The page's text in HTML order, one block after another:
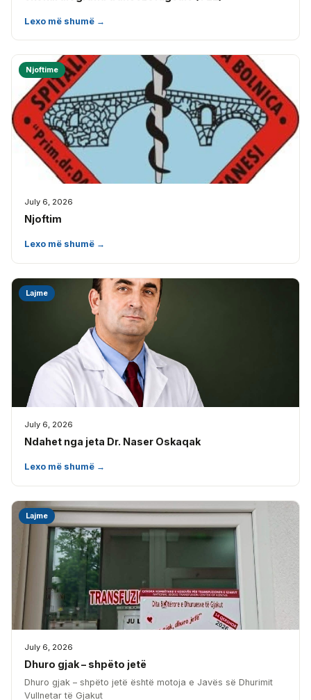
Lexo më shumë →
Njoftime
July 6, 2026
Njoftim
Lexo më shumë →
Lajme
July 6, 2026
Ndahet nga jeta Dr. Naser Oskaqak
Lexo më shumë →
Lajme
July 6, 2026
Dhuro gjak – shpëto jetë
Dhuro gjak – shpëto jetë është motoja e Javës së Dhurimit
Vullnetar të Gjakut